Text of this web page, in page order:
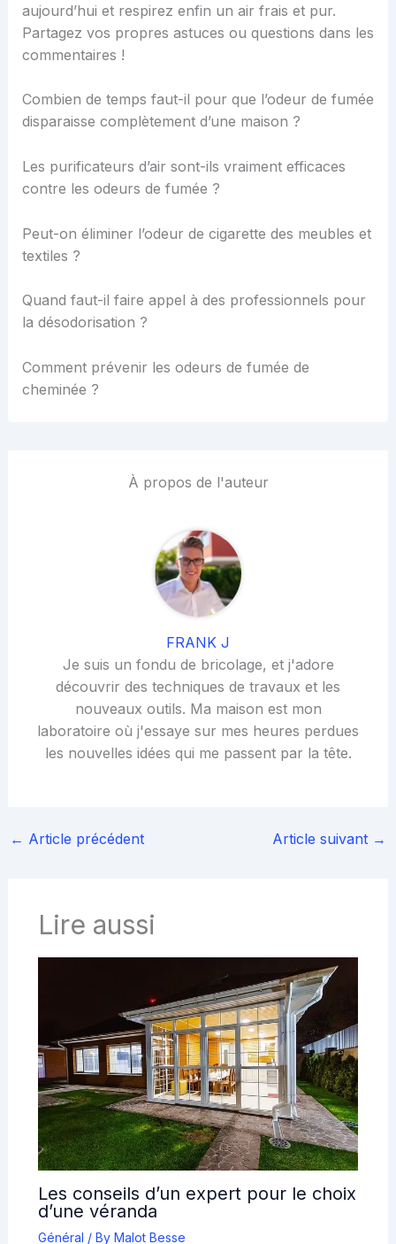
aujourd’hui et respirez enfin un air frais et pur.
Partagez vos propres astuces ou questions dans les
commentaires !
Combien de temps faut-il pour que l’odeur de fumée
disparaisse complètement d’une maison ?
Les purificateurs d’air sont-ils vraiment efficaces
contre les odeurs de fumée ?
Peut-on éliminer l’odeur de cigarette des meubles et
textiles ?
Quand faut-il faire appel à des professionnels pour
la désodorisation ?
Comment prévenir les odeurs de fumée de
cheminée ?
À propos de l'auteur
FRANK J
Je suis un fondu de bricolage, et j'adore
découvrir des techniques de travaux et les
nouveaux outils. Ma maison est mon
laboratoire où j'essaye sur mes heures perdues
les nouvelles idées qui me passent par la tête.
← Article précédent Article suivant →
Lire aussi
Les conseils d’un expert pour le choix
d’une véranda
Général / By Malot Besse